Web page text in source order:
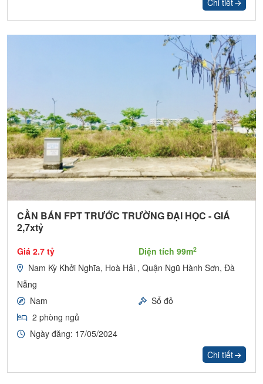
CẦN BÁN FPT TRƯỚC TRƯỜNG ĐẠI HỌC - GIÁ
2,7xtỷ
Giá 2.7 tỷ Diện tích 99m2
Nam Kỳ Khởi Nghĩa, Hoà Hải , Quận Ngũ Hành Sơn, Đà
Nẵng
Nam
Sổ đỏ
2 phòng ngủ
Ngày đăng: 17/05/2024
Chi tiết